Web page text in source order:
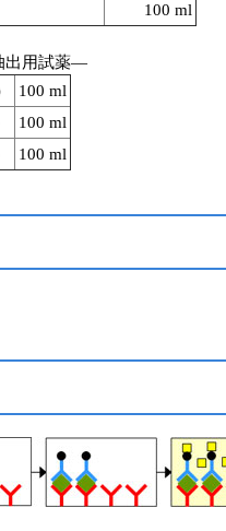
100 ml
出用試薬―
100 ml
100 ml
100 ml